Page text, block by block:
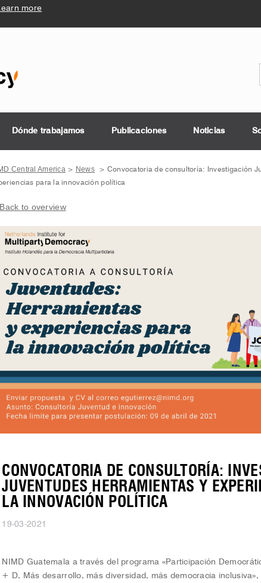
more
Dónde trabajamos Publicaciones Noticias
Central America > News> Convocatoria de consultoría: Investigación
para la innovación política
Back to overview
CONVOCATORIA DE CONSULTORÍA:
JUVENTUDES HERRAMIENTAS Y
LA INNOVACIÓN POLÍTICA
19-03-2021
NIMD Guatemala a través del programa «Participación
+ D, Más desarrollo, más diversidad, más democracia